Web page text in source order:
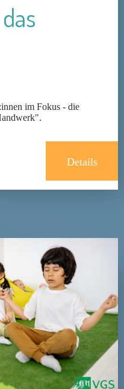
im Fokus - die
Details